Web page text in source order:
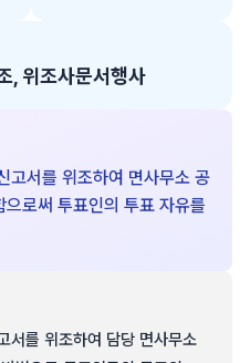
, 위조사문서행사
고서를 위조하여 면사무소 공
로써 투표인의 투표 자유를
서를 위조하여 담당 면사무소